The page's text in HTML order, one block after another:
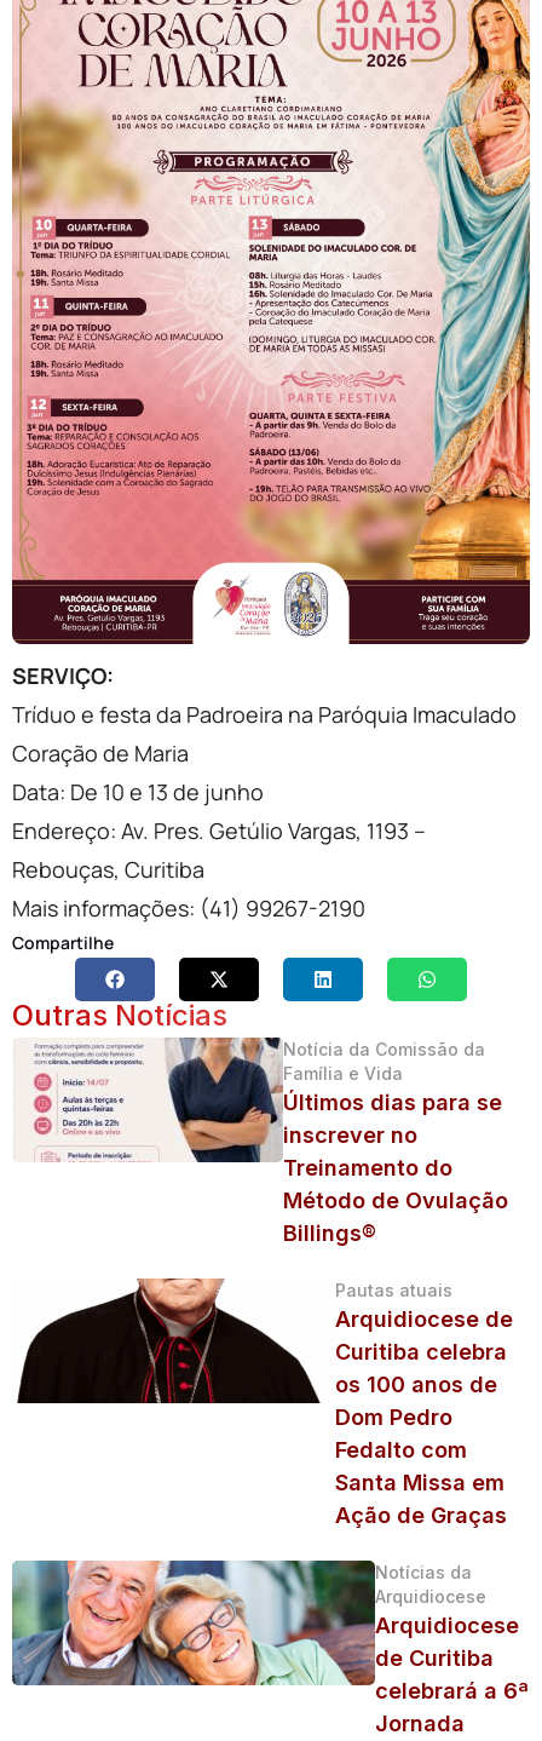
SERVIÇO:
Tríduo e festa da Padroeira na Paróquia Imaculado
Coração de Maria
Data: De 10 e 13 de junho
Endereço: Av. Pres. Getúlio Vargas, 1193 –
Rebouças, Curitiba
Mais informações: (41) 99267-2190
Compartilhe
Outras Notícias
Notícia da Comissão da
Família e Vida
Últimos dias para se
inscrever no
Treinamento do
Método de Ovulação
Billings®
Pautas atuais
Arquidiocese de
Curitiba celebra
os 100 anos de
Dom Pedro
Fedalto com
Santa Missa em
Ação de Graças
Notícias da
Arquidiocese
Arquidiocese
de Curitiba
celebrará a 6ª
Jornada